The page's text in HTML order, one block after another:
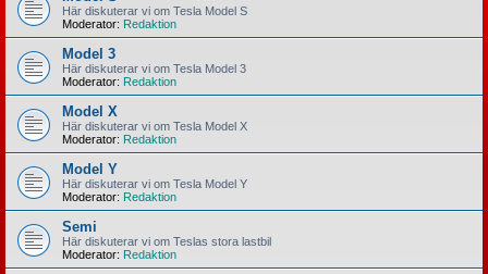
Här diskuterar vi om Tesla Model S
Moderator: Redaktion
Model 3
Här diskuterar vi om Tesla Model 3
Moderator: Redaktion
Model X
Här diskuterar vi om Tesla Model X
Moderator: Redaktion
Model Y
Här diskuterar vi om Tesla Model Y
Moderator: Redaktion
Semi
Här diskuterar vi om Teslas stora lastbil
Moderator: Redaktion